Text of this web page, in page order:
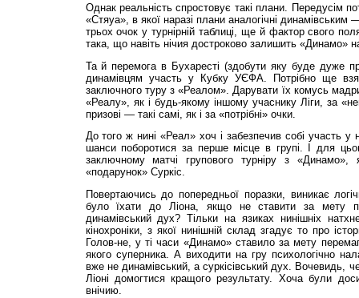
Однак реальність спростовує такі плани. Передусім
«Стяуа», в якої наразі плани аналогічні динамівським
трьох очок у турнірній таблиці, ще й фактор свого
така, що навіть нічия достроково залишить «Динамо»
Та й перемога в Бухаресті (здобути яку буде дуже
динамівцям участь у Кубку УЄФА. Потрібно ще
заключного туру з «Реалом». Дарувати їх комусь
«Реалу», як і будь-якому іншому учаснику Ліги, за
призові — такі самі, як і за «потрібні» очки.
До того ж нині «Реал» хоч і забезпечив собі участь у
шанси поборотися за перше місце в групі. І для
заключному матчі групового турніру з «Динамо»,
«подарунок» Суркіс.
Повертаючись до попередньої поразки, виникає
було їхати до Ліона, якщо не ставити за мету
динамівський дух? Тільки на язиках нинішніх
кінохроніки, з якої нинішній склад згадує то про
Голов-не, у ті часи «Динамо» ставило за мету
якого суперника. А виходити на гру психологічно
вже не динамівський, а суркісівський дух. Вочевидь,
Ліоні домогтися кращого результату. Хоча були
внічию.